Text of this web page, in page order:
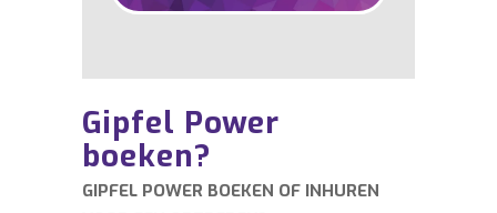
Gipfel Power
boeken?
GIPFEL POWER BOEKEN OF INHUREN